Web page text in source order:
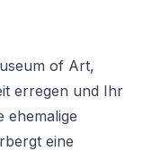
of Art,
erregen und Ihr
ehemalige
eine